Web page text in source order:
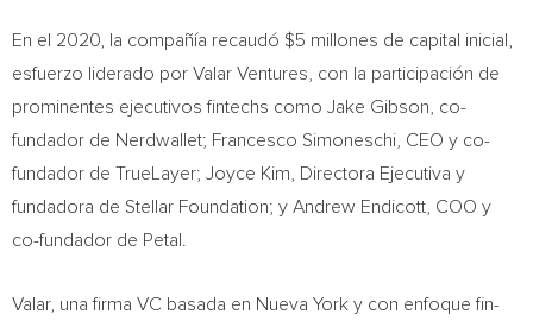
En el 2020, la compañía recaudó $5 millones de capital inicial,
esfuerzo liderado por Valar Ventures, con la participación de
prominentes ejecutivos fintechs como Jake Gibson , co-
fundador de Nerdwallet; Francesco Simoneschi , CEO y co-
fundador de TrueLayer; Joyce Kim , Directora Ejecutiva y
fundadora de Stellar Foundation; y Andrew Endicott , COO y
co-fundador de Petal.
Valar, una firma VC basada en Nueva York y con enfoque fin-